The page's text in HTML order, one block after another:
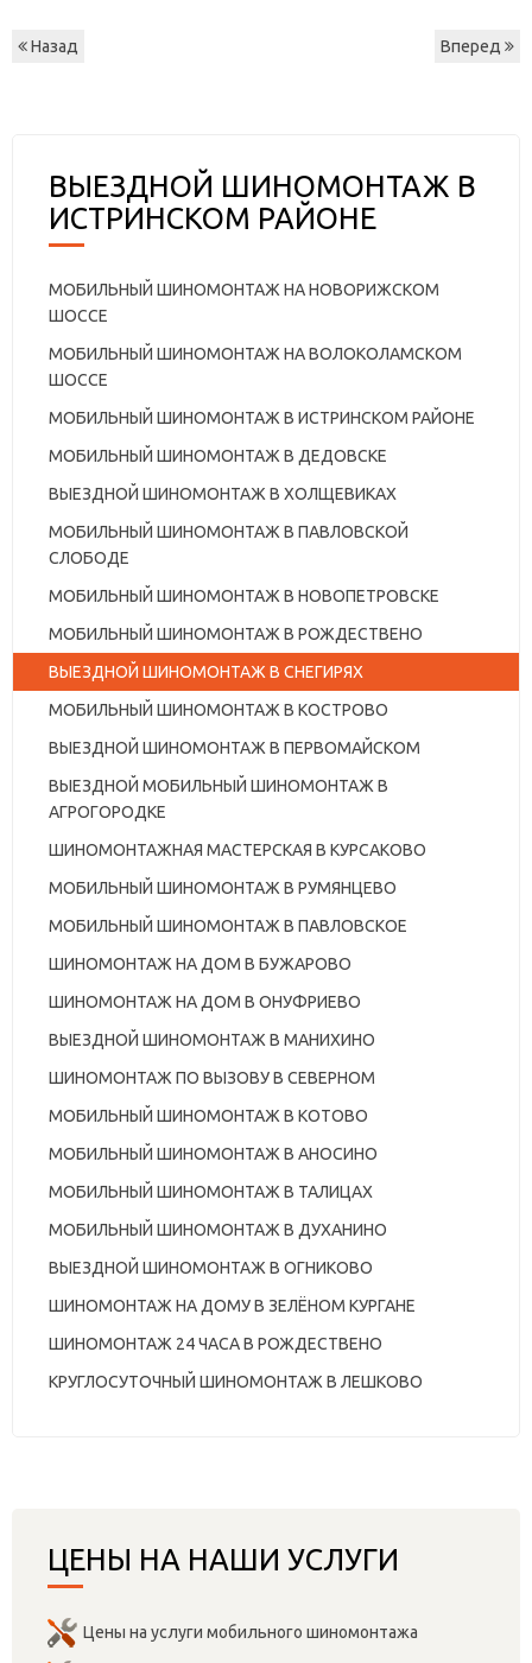
Назад Вперед
ВЫЕЗДНОЙ ШИНОМОНТАЖ В
ИСТРИНСКОМ РАЙОНЕ
МОБИЛЬНЫЙ ШИНОМОНТАЖ НА НОВОРИЖСКОМ
ШОССЕ
МОБИЛЬНЫЙ ШИНОМОНТАЖ НА ВОЛОКОЛАМСКОМ
ШОССЕ
МОБИЛЬНЫЙ ШИНОМОНТАЖ В ИСТРИНСКОМ РАЙОНЕ
МОБИЛЬНЫЙ ШИНОМОНТАЖ В ДЕДОВСКЕ
ВЫЕЗДНОЙ ШИНОМОНТАЖ В ХОЛЩЕВИКАХ
МОБИЛЬНЫЙ ШИНОМОНТАЖ В ПАВЛОВСКОЙ
СЛОБОДЕ
МОБИЛЬНЫЙ ШИНОМОНТАЖ В НОВОПЕТРОВСКЕ
МОБИЛЬНЫЙ ШИНОМОНТАЖ В РОЖДЕСТВЕНО
ВЫЕЗДНОЙ ШИНОМОНТАЖ В СНЕГИРЯХ
МОБИЛЬНЫЙ ШИНОМОНТАЖ В КОСТРОВО
ВЫЕЗДНОЙ ШИНОМОНТАЖ В ПЕРВОМАЙСКОМ
ВЫЕЗДНОЙ МОБИЛЬНЫЙ ШИНОМОНТАЖ В
АГРОГОРОДКЕ
ШИНОМОНТАЖНАЯ МАСТЕРСКАЯ В КУРСАКОВО
МОБИЛЬНЫЙ ШИНОМОНТАЖ В РУМЯНЦЕВО
МОБИЛЬНЫЙ ШИНОМОНТАЖ В ПАВЛОВСКОЕ
ШИНОМОНТАЖ НА ДОМ В БУЖАРОВО
ШИНОМОНТАЖ НА ДОМ В ОНУФРИЕВО
ВЫЕЗДНОЙ ШИНОМОНТАЖ В МАНИХИНО
ШИНОМОНТАЖ ПО ВЫЗОВУ В СЕВЕРНОМ
МОБИЛЬНЫЙ ШИНОМОНТАЖ В КОТОВО
МОБИЛЬНЫЙ ШИНОМОНТАЖ В АНОСИНО
МОБИЛЬНЫЙ ШИНОМОНТАЖ В ТАЛИЦАХ
МОБИЛЬНЫЙ ШИНОМОНТАЖ В ДУХАНИНО
ВЫЕЗДНОЙ ШИНОМОНТАЖ В ОГНИКОВО
ШИНОМОНТАЖ НА ДОМУ В ЗЕЛЁНОМ КУРГАНЕ
ШИНОМОНТАЖ 24 ЧАСА В РОЖДЕСТВЕНО
КРУГЛОСУТОЧНЫЙ ШИНОМОНТАЖ В ЛЕШКОВО
ЦЕНЫ НА НАШИ УСЛУГИ
Цены на услуги мобильного шиномонтажа